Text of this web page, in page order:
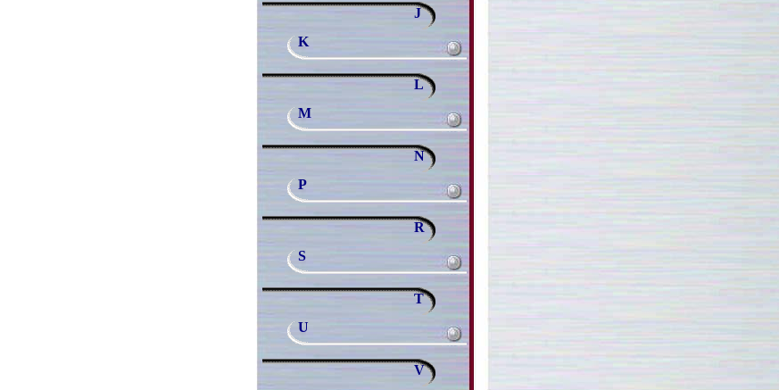
J
K
L
M
N
P
R
S
T
U
V